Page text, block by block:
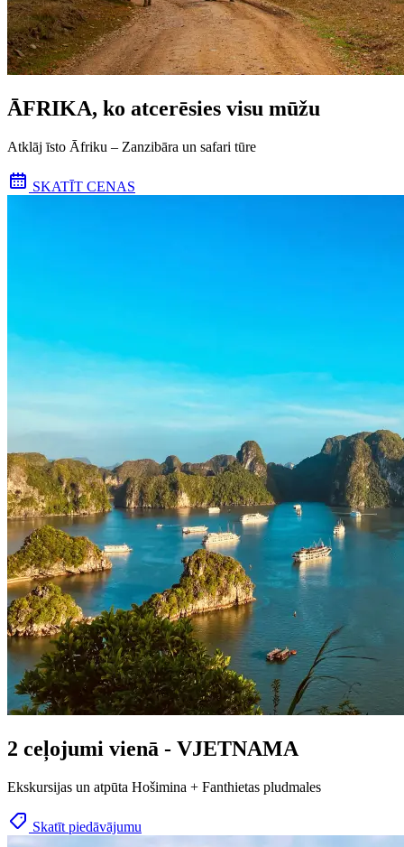
ĀFRIKA, ko atcerēsies visu mūžu
Atklāj īsto Āfriku – Zanzibāra un safari tūre
SKATĪT CENAS
2 ceļojumi vienā - VJETNAMA
Ekskursijas un atpūta Hošimina + Fanthietas pludmales
Skatīt piedāvājumu